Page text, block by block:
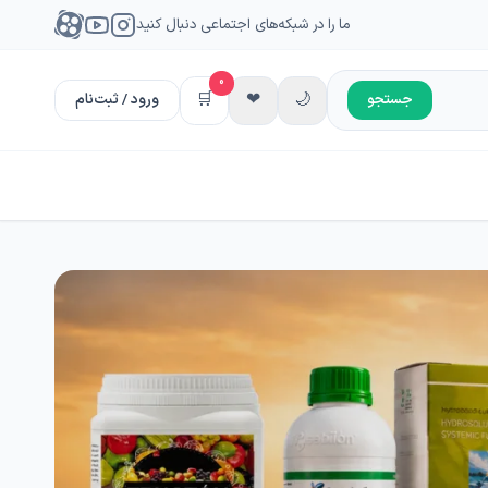
ما را در شبکه‌های اجتماعی دنبال کنید
جستجو 🌙
❤
🛒
0
ورود / ثبت‌نام